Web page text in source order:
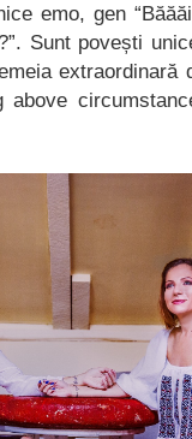
emo, gen
Sunt povești
extraordinară
above